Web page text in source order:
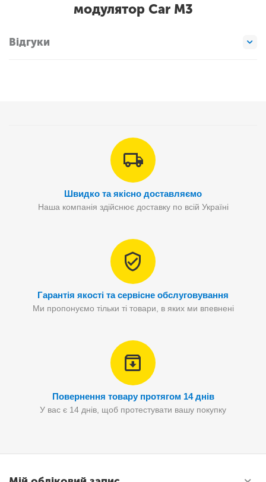
модулятор Car M3
Відгуки
Швидко та якісно доставляємо
Наша компанія здійснює доставку по всій Україні
Гарантія якості та сервісне обслуговування
Ми пропонуємо тільки ті товари, в яких ми впевнені
Повернення товару протягом 14 днів
У вас є 14 днів, щоб протестувати вашу покупку